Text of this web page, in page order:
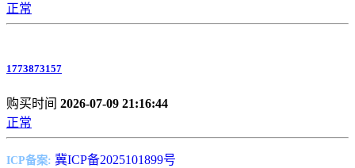
正常
1773873157
购买时间 2026-07-09 21:16:44
正常
ICP备案: 冀ICP备2025101899号